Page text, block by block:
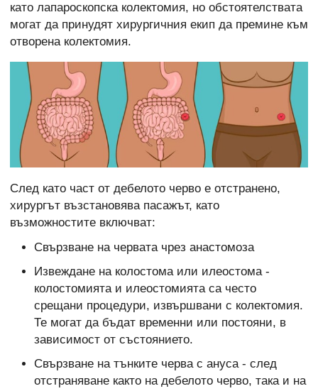
като лапароскопска колектомия, но обстоятелствата
могат да принудят хирургичния екип да премине към
отворена колектомия.
След като част от дебелото черво е отстранено,
хирургът възстановява пасажът, като
възможностите включват:
Свързване на червата чрез анастомоза
Извеждане на колостома или илеостома -
колостомията и илеостомията са често
срещани процедури, извършвани с колектомия.
Те могат да бъдат временни или постояни, в
зависимост от състоянието.
Свързване на тънките черва с ануса - след
отстраняване както на дебелото черво, така и на